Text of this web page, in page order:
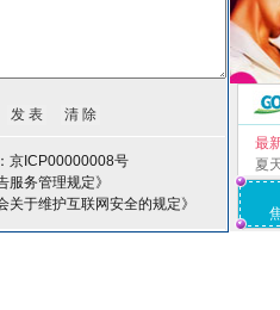
京ICP00000008号
服务管理规定》
关于维护互联网安全的规定》
最
夏